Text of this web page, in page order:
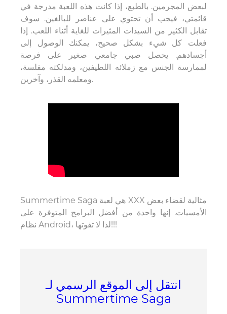
لبعض المجرمين. بالطبع، إذا كانت هذه اللعبة مدرجة في
قائمتي، فيجب أن تحتوي على عناصر للبالغين. سوف
تقابل الكثير من السيدات المثيرات للغاية أثناء اللعب. إذا
فعلت كل شيء بشكل صحيح، يمكنك الوصول إلى
أجسادهم. يحصل صبي جامعي صغير على فرصة
لممارسة الجنس مع زملائه اللطيفين، ومدلكته مفلسة،
ومعلمه القذر، وآخرين.
Summertime Saga هي لعبة XXX مثالية لقضاء بعض
الأمسيات. إنها واحدة من أفضل البرامج المتوفرة على
نظام Android، لذا لا تفوتها!!!
انتقل إلى الموقع الرسمي لـ
Summertime Saga